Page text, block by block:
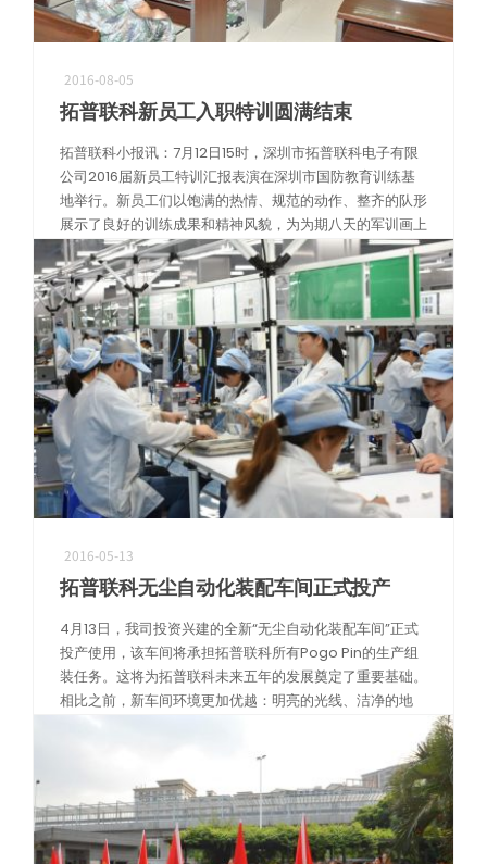
2016-08-05
拓普联科新员工入职特训圆满结束
拓普联科小报讯：7月12日15时，深圳市拓普联科电子有限
公司2016届新员工特训汇报表演在深圳市国防教育训练基
地举行。新员工们以饱满的热情、规范的动作、整齐的队形
展示了良好的训练成果和精神风貌，为为期八天的军训画上
了圆满的句号。 此次汇报表 […]
阅读更多
2016-05-13
拓普联科无尘自动化装配车间正式投产
4月13日，我司投资兴建的全新“无尘自动化装配车间”正式
投产使用，该车间将承担拓普联科所有Pogo Pin的生产组
装任务。这将为拓普联科未来五年的发展奠定了重要基础。
相比之前，新车间环境更加优越：明亮的光线、洁净的地